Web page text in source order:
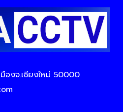
องจ.เชียงใหม่ 50000